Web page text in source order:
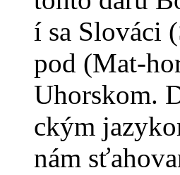
í sa Slováci
pod (Mat-
Uhorskom.
ckým
nám